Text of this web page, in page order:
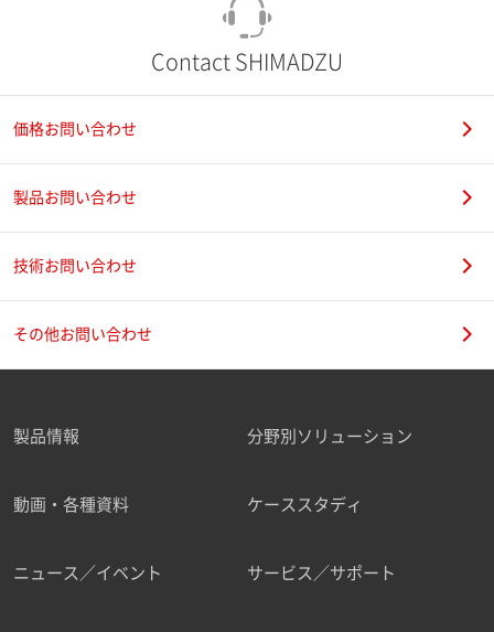
ご勤務先
職種
Contact SHIMADZU
価格お問い合わせ
製品お問い合わせ
技術お問い合わせ
その他お問い合わせ
製品情報 分野別ソリューション
動画・各種資料 ケーススタディ
ニュース／イベント サービス／サポート